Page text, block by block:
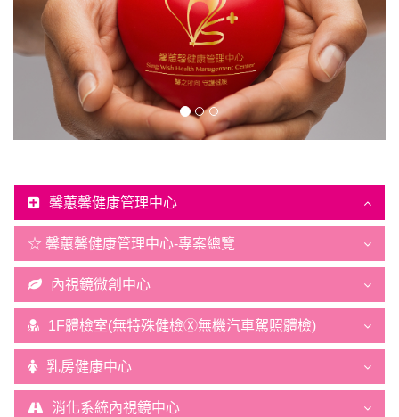
馨蕙馨健康管理中心
☆ 馨蕙馨健康管理中心-專案總覽
內視鏡微創中心
1F體檢室(無特殊健檢Ⓧ無機汽車駕照體檢)
乳房健康中心
消化系統內視鏡中心